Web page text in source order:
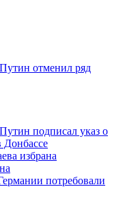
Путин отменил ряд
Путин подписал указ о
Донбассе
избрана
потребовали